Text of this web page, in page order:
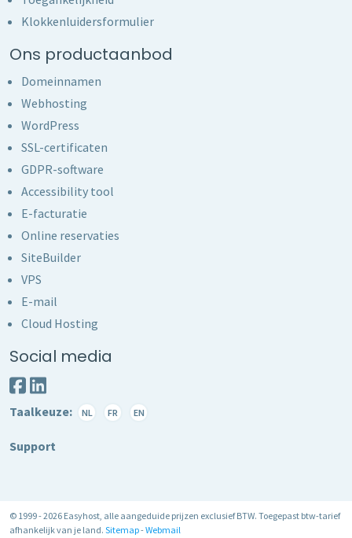
Klokkenluidersformulier
Ons productaanbod
Domeinnamen
Webhosting
WordPress
SSL-certificaten
GDPR-software
Accessibility tool
E-facturatie
Online reservaties
SiteBuilder
VPS
E-mail
Cloud Hosting
Social media
Taalkeuze: NL FR EN
Support
© 1999 - 2026 Easyhost, alle aangeduide prijzen exclusief BTW. Toegepast btw-tarief
afhankelijk van je land. Sitemap-Webmail